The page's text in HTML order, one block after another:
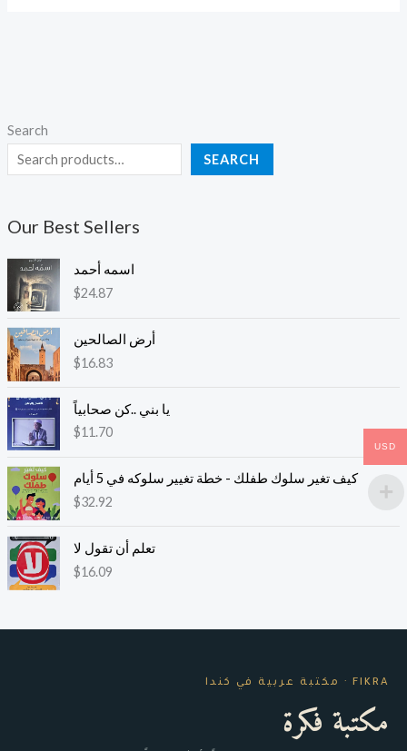
Search
SEARCH
Our Best Sellers
اسمه أحمد
$24.87
أرض الصالحين
$16.83
يا بني ..كن صحابياً
$11.70
كيف تغير سلوك طفلك - خطة تغيير سلوكه في 5 أيام
$32.92
تعلم أن تقول لا
$16.09
FIKRA · مكتبة عربية في كندا
مكتبة فكرة
USD